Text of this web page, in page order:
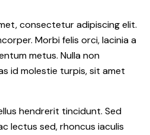
consectetur adipiscing elit.
Morbi felis orci, lacinia a
metus. Nulla non
id molestie turpis, sit amet
hendrerit tincidunt. Sed
lectus sed, rhoncus iaculis